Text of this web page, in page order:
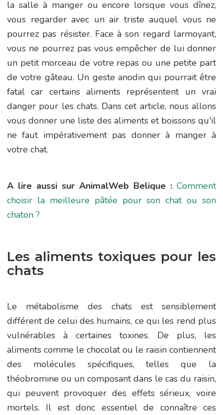
la salle à manger ou encore lorsque vous dînez,
vous regarder avec un air triste auquel vous ne
pourrez pas résister. Face à son regard larmoyant,
vous ne pourrez pas vous empêcher de lui donner
un petit morceau de votre repas ou une petite part
de votre gâteau. Un geste anodin qui pourrait être
fatal car certains aliments représentent un vrai
danger pour les chats. Dans cet article, nous allons
vous donner une liste des aliments et boissons qu'il
ne faut impérativement pas donner à manger à
votre chat.
A lire aussi sur AnimalWeb Belique : Comment
choisir la meilleure pâtée pour son chat ou son
chaton ?
Les aliments toxiques pour les
chats
Le métabolisme des chats est sensiblement
différent de celui des humains, ce qui les rend plus
vulnérables à certaines toxines. De plus, les
aliments comme le chocolat ou le raisin contiennent
des molécules spécifiques, telles que la
théobromine ou un composant dans le cas du raisin,
qui peuvent provoquer des effets sérieux, voire
mortels. Il est donc essentiel de connaître ces